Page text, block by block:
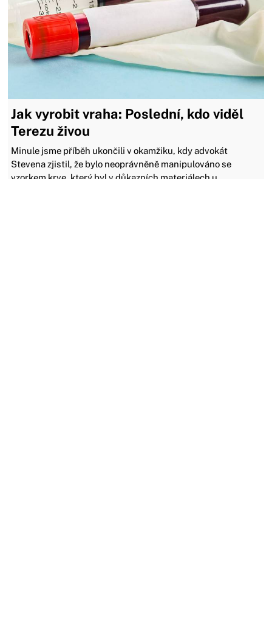
Jak vyrobit vraha: Poslední, kdo viděl
Terezu živou
Minule jsme příběh ukončili v okamžiku, kdy advokát
Stevena zjistil, že bylo neoprávněně manipulováno se
vzorkem krve, který byl v důkazních materiálech u